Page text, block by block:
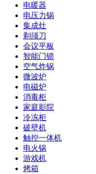
电暖器
电压力锅
集成灶
剃须刀
会议平板
智能门锁
空气炸锅
微波炉
电磁炉
消毒柜
家庭影院
冷冻柜
破壁机
触控一体机
电火锅
游戏机
烤箱